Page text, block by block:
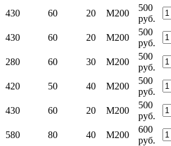
430 60 20 М200
500
руб.
430 60 20 М200
500
руб.
280 60 30 М200
500
руб.
420 50 40 М200
500
руб.
430 60 20 М200
500
руб.
580 80 40 М200
600
руб.